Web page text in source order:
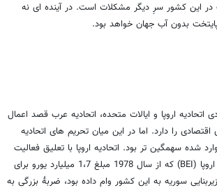
در این کشور سرِ دیگر مشکلات است. در آینده ای نه
بدون آب جهان خواهد بود.
اتحادیه اروپا و ایالات متحده، اتحادیه عرب قصد اعمال
اقتصادی را دارد. اما در این میان تحریم های اتحادیه
شده سهمگین تر بود. اتحادیه اروپا با تعلیق فعالیت
های بانک سرمایه گذاری اروپا (BEI) که از سال 1978 مبلغ 1،7 میلیارد یورو برای
سوریه به این کشور وام داده بود، ضربۀ بزرگی به